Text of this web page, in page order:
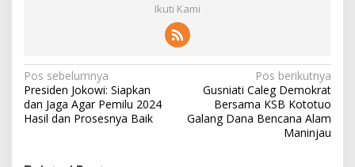
Ikuti Kami
N
a
v
Pos sebelumnya
Presiden Jokowi: Siapkan
dan Jaga Agar Pemilu 2024
Hasil dan Prosesnya Baik
Pos berikutnya
Gusniati Caleg Demokrat
Bersama KSB Kototuo
Galang Dana Bencana Alam
Maninjau